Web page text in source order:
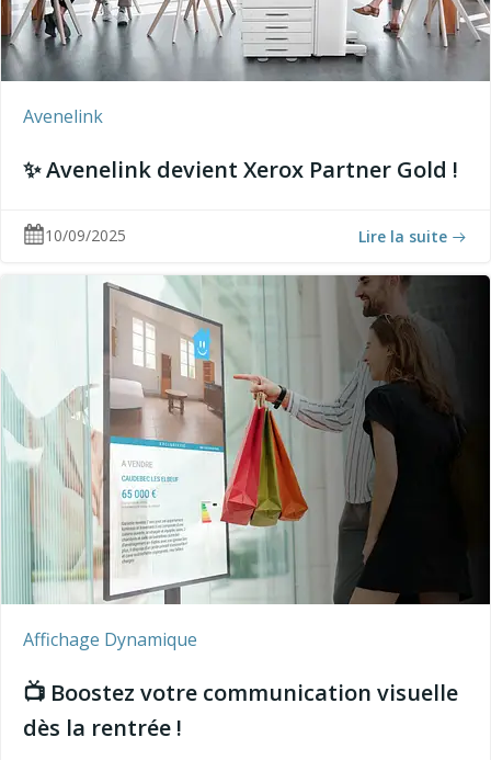
Avenelink
✨ Avenelink devient Xerox Partner Gold !
10/09/2025 Lire la suite
Affichage Dynamique
📺 Boostez votre communication visuelle
dès la rentrée !